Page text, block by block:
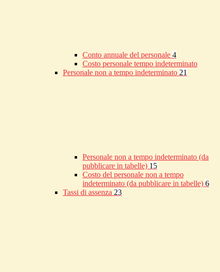
Conto annuale del personale 4
Costo personale tempo indeterminato
Personale non a tempo indeterminato 21
Personale non a tempo indeterminato (da
pubblicare in tabelle) 15
Costo del personale non a tempo
indeterminato (da pubblicare in tabelle) 6
Tassi di assenza 23